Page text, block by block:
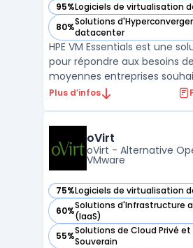
95%Logiciels de virtualisation
— voir HPE VM Essentials dans
80%Solutions
datacenter
— voir HPE VM Essentials dans
HPE VM Essentials est une
pour répondre aux besoins
moyennes entreprises
la gestion de leurs
d’administration centralisée
fonctionnalités adaptées à la
Plus d’infos
oVirt
oVirt - Alternative
VMware
75%Logiciels de virtualisation
— voir oVirt dans cette
60%Solutions d'Infrastructure
(IaaS)
— voir oVirt dans cette catégorie
55%Solutions de Cloud Privé
Souverain
— voir oVirt dans cette catégorie